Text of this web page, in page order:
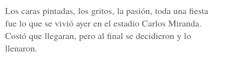
Los caras pintadas, los gritos, la pasión, toda una fiesta
fue lo que se vivió ayer en el estadio Carlos Miranda.
Costó que llegaran, pero al final se decidieron y lo
llenaron.